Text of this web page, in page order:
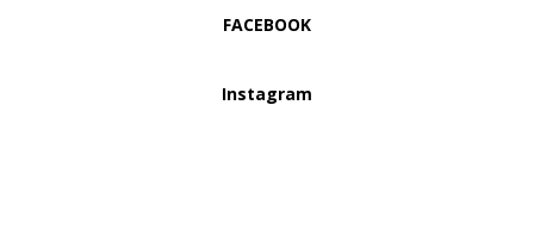
FACEBOOK
Instagram